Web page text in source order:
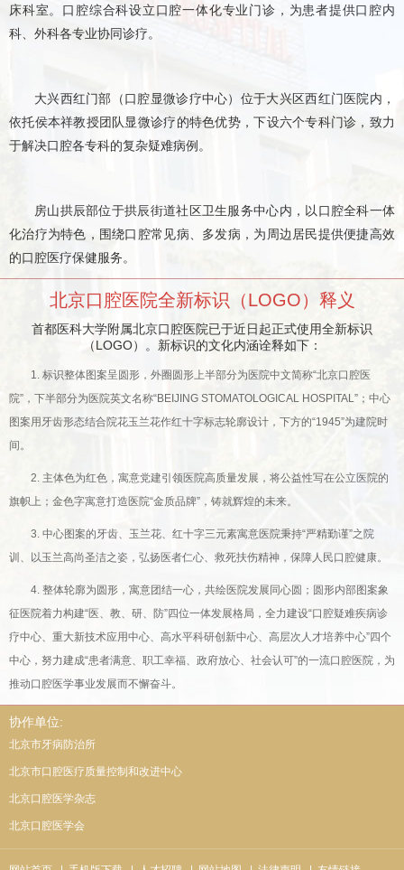
床科室。口腔综合科设立口腔一体化专业门诊，为患者提供口腔内
科、外科各专业协同诊疗。
大兴西红门部（口腔显微诊疗中心）位于大兴区西红门医院内，
依托侯本祥教授团队显微诊疗的特色优势，下设六个专科门诊，致力
于解决口腔各专科的复杂疑难病例。
房山拱辰部位于拱辰街道社区卫生服务中心内，以口腔全科一体
化治疗为特色，围绕口腔常见病、多发病，为周边居民提供便捷高效
的口腔医疗保健服务。
北京口腔医院全新标识（LOGO）释义
首都医科大学附属北京口腔医院已于近日起正式使用全新标识
（LOGO）。新标识的文化内涵诠释如下：
1. 标识整体图案呈圆形，外圈圆形上半部分为医院中文简称“北京口腔医
院”，下半部分为医院英文名称“BEIJING STOMATOLOGICAL HOSPITAL”；中心
图案用牙齿形态结合院花玉兰花作红十字标志轮廓设计，下方的“1945”为建院时
间。
2. 主体色为红色，寓意党建引领医院高质量发展，将公益性写在公立医院的
旗帜上；金色字寓意打造医院“金质品牌”，铸就辉煌的未来。
3. 中心图案的牙齿、玉兰花、红十字三元素寓意医院秉持“严精勤谨”之院
训、以玉兰高尚圣洁之姿，弘扬医者仁心、救死扶伤精神，保障人民口腔健康。
4. 整体轮廓为圆形，寓意团结一心，共绘医院发展同心圆；圆形内部图案象
征医院着力构建“医、教、研、防”四位一体发展格局，全力建设“口腔疑难疾病诊
疗中心、重大新技术应用中心、高水平科研创新中心、高层次人才培养中心”四个
中心，努力建成“患者满意、职工幸福、政府放心、社会认可”的一流口腔医院，为
推动口腔医学事业发展而不懈奋斗。
协作单位:
北京市牙病防治所
北京市口腔医疗质量控制和改进中心
北京口腔医学杂志
北京口腔医学会